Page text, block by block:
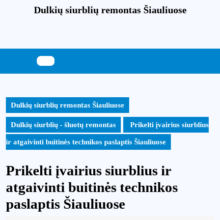
Dulkių siurblių remontas Šiauliuose
Dulkių siurblių remontas Šiauliuose
Dulkių siurblių - šluotų remontas Prikelti įvairius siurblius
ir atgaivinti buitinės technikos paslaptis Šiauliuose
Prikelti įvairius siurblius ir
atgaivinti buitinės technikos
paslaptis Šiauliuose